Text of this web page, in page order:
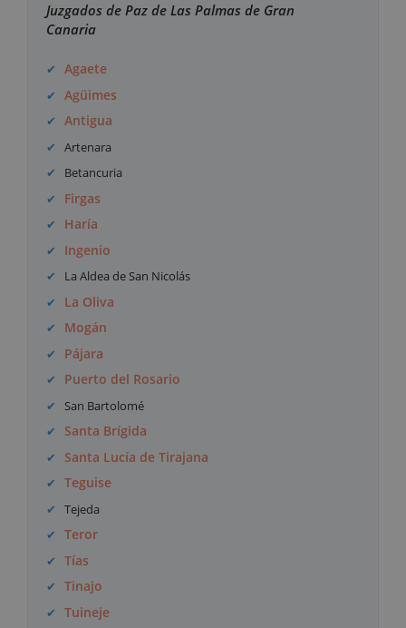
Juzgados de Paz de Las Palmas de Gran
Canaria
Agaete
Agüimes
Antigua
Artenara
Betancuria
Firgas
Haría
Ingenio
La Aldea de San Nicolás
La Oliva
Mogán
Pájara
Puerto del Rosario
San Bartolomé
Santa Brígida
Santa Lucía de Tirajana
Teguise
Tejeda
Teror
Tías
Tinajo
Tuineje